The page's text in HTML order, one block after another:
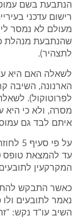
הנתבעת בשם
רישום עדכני
מעולם לא נמסר
לתצהיר).
לשאלה האם היא
לפרוטוקול).
מסרה, ולא כי
איתם לבד גם עמוס היה"
המקרקעין
כאשר התבקש
נאמר לתובעים ולו
השיב עו"ד נקש: